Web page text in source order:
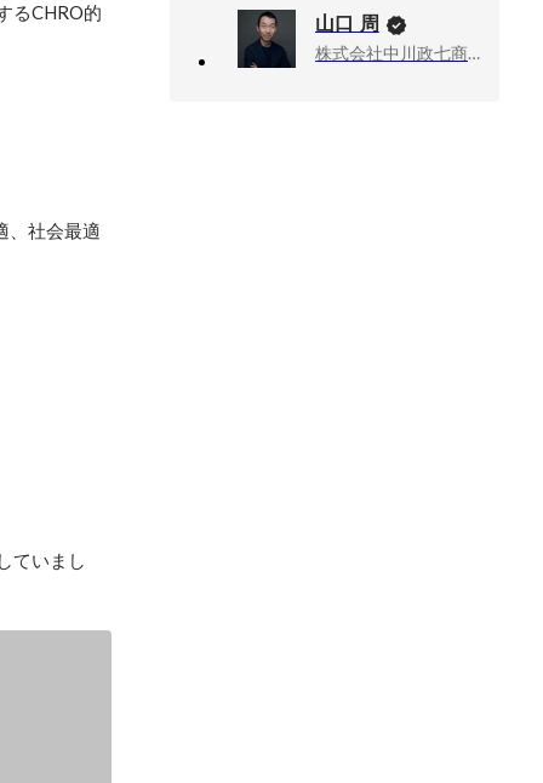
るCHRO的
、社会最適
山口 周
株式会社中川政七商店, 社外取締役